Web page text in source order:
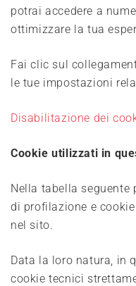
potrai accedere a
ottimizzare la tua
Fai clic sul
le tue impostazioni
Disabilitazione dei
Cookie utilizzati in
Nella tabella seguente
di profilazione e
nel sito.
Data la loro natura, in
cookie tecnici